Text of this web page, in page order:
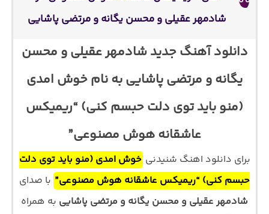
شادمهر عقیلی و محسن یگانه و مرتضی پاشایی
دانلود آهنگ جدید شادمهر عقیلی و محسن
یگانه و مرتضی پاشایی به نام خوش امدی
(منو باید توی دلت حبسم کنی) “ریمیکس
عاشقانه هوش مصنوعی”
برای دانلود اهنگ شنیدنی خوش امدی (منو باید توی دلت
حبسم کنی) “ریمیکس عاشقانه هوش مصنوعی” با صدای
شادمهر عقیلی و محسن یگانه و مرتضی پاشایی به همراه